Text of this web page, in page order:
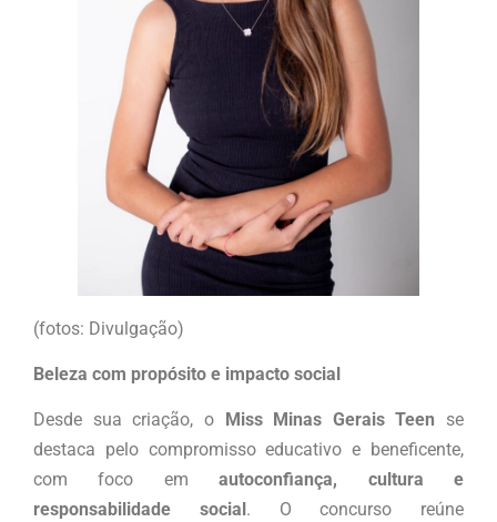
(fotos: Divulgação)
Beleza com propósito e impacto social
Desde sua criação, o Miss Minas Gerais Teen se
destaca pelo compromisso educativo e beneficente,
com foco emautoconfiança, cultura e
responsabilidade social . O concurso reúne